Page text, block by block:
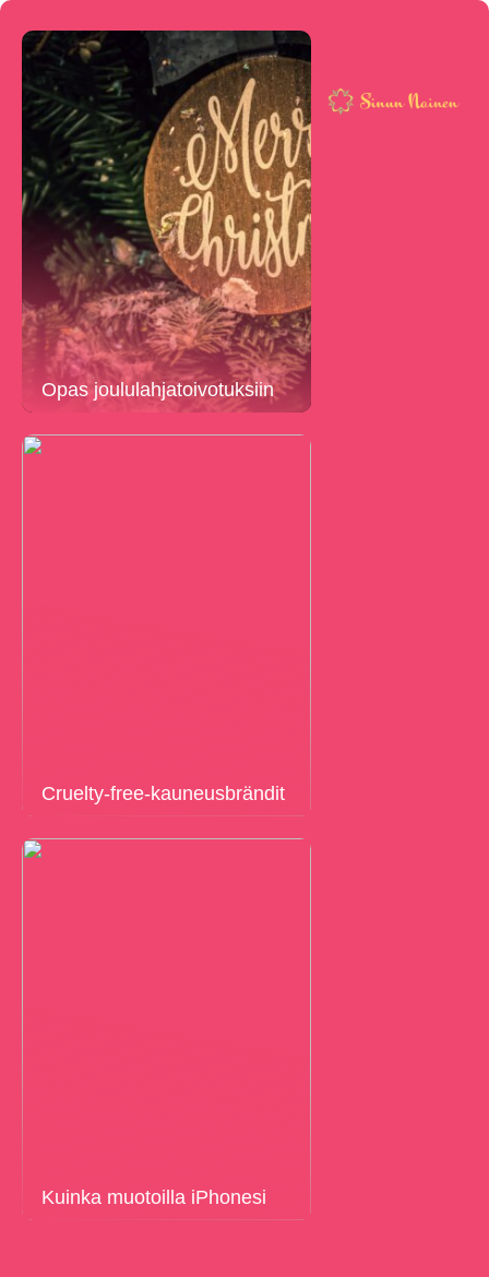
Opas joululahjatoivotuksiin
Cruelty-free-kauneusbrändit
Kuinka muotoilla iPhonesi